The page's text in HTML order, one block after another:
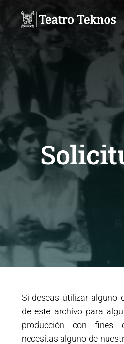
Si deseas utilizar alguno
de este archivo para
producción con fines
necesitas alguno de